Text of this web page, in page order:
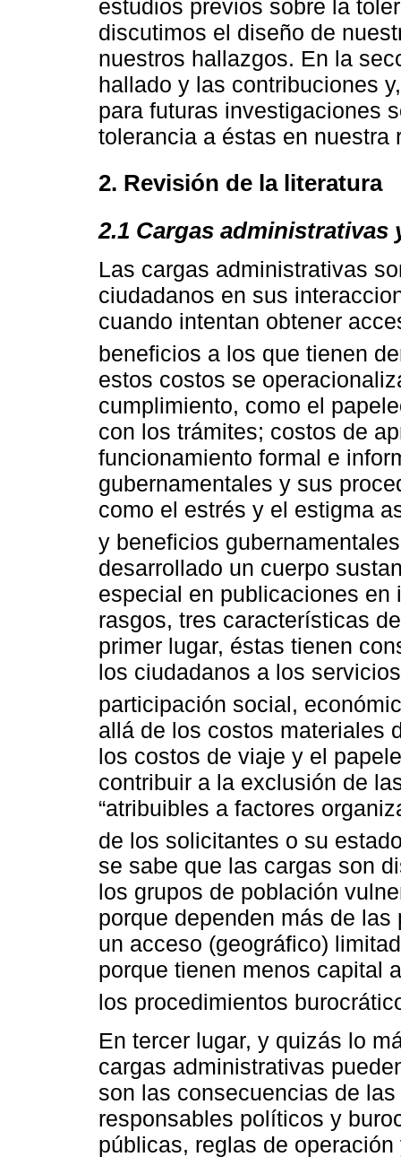
estudios previos sobre la
discutimos el diseño de
nuestros hallazgos. En la
hallado y las contribuciones
para futuras investigaciones
tolerancia a éstas en nuestra
2. Revisión de la literatura
2.1 Cargas administrativas
Las cargas administrativas
ciudadanos en sus
cuando intentan obtener
beneficios a los que tienen
estos costos se
cumplimiento, como el
con los trámites; costos de
funcionamiento formal e
gubernamentales y sus
como el estrés y el estigma
y beneficios
desarrollado un cuerpo
especial en publicaciones en
rasgos, tres características
primer lugar, éstas tienen
los ciudadanos a los
participación social,
allá de los costos materiales
los costos de viaje y el
contribuir a la exclusión de
“atribuibles a factores
de los solicitantes o su
se sabe que las cargas son
los grupos de población
porque dependen más de
un acceso (geográfico)
porque tienen menos capital
los procedimientos
En tercer lugar, y quizás lo
cargas administrativas
son las consecuencias de
responsables políticos y
públicas, reglas de